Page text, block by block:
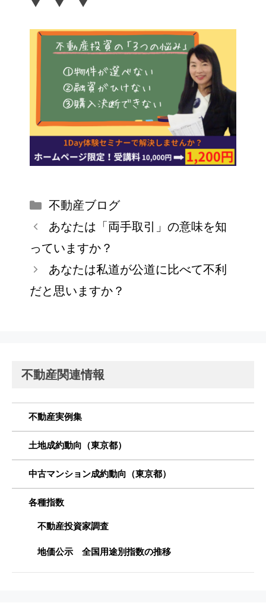
不動産ブログ
あなたは「両手取引」の意味を知
っていますか？
あなたは私道が公道に比べて不利
だと思いますか？
不動産関連情報
不動産実例集
土地成約動向（東京都）
中古マンション成約動向（東京都）
各種指数
不動産投資家調査
地価公示 全国用途別指数の推移